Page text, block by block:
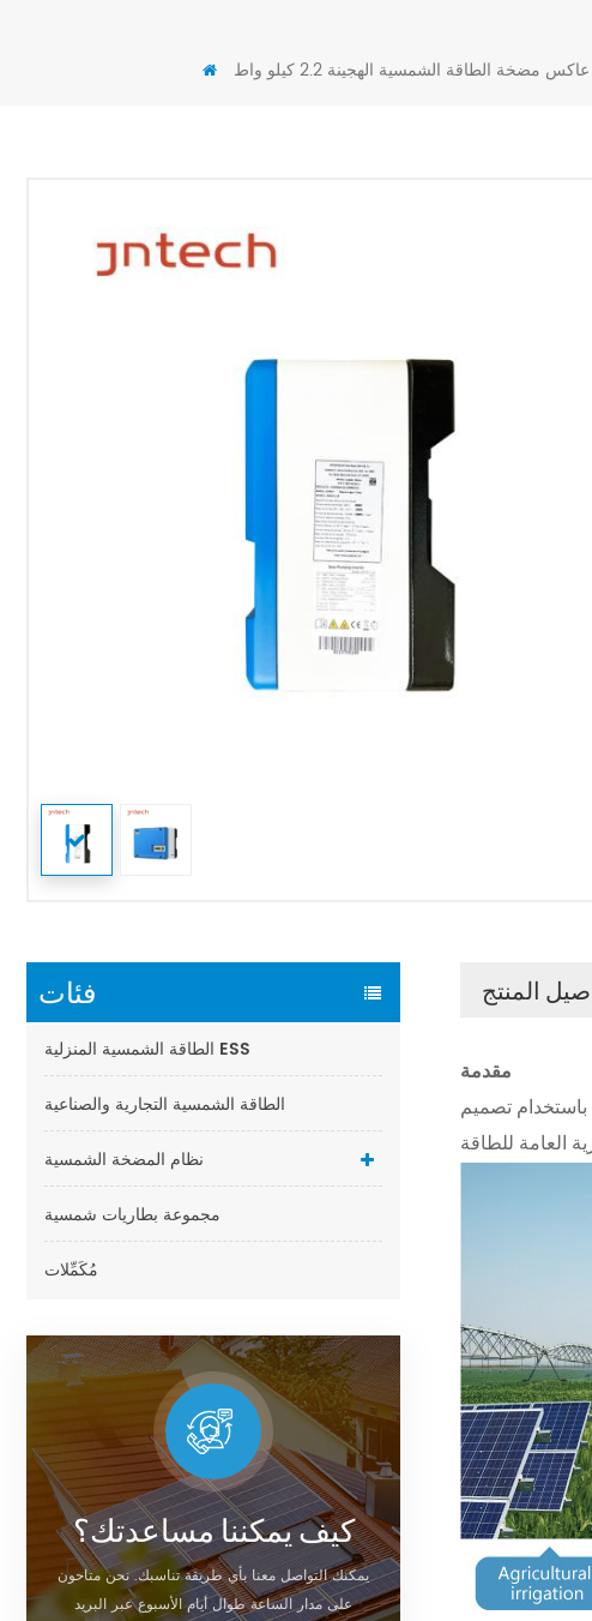
فئات
الطاقة الشمسية المنزلية ESS
الطاقة الشمسية التجارية والصناعية
نظام المضخة الشمسية
مجموعة بطاريات شمسية
مُكَمِّلات
كيف يمكننا مساعدتك؟
يمكنك التواصل معنا بأي طريقة تناسبك. نحن متاحون
على مدار الساعة طوال أيام الأسبوع عبر البريد
المنتج
مقدمة
تصميم